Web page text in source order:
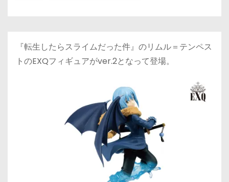
『転生したらスライムだった件』のリムル＝テンペス
トのEXQフィギュアがver.2となって登場。